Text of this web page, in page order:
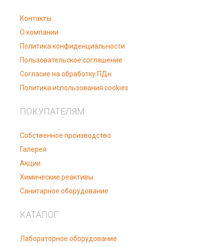
Контакты
О компании
Политика конфиденциальности
Пользовательское соглашение
Согласие на обработку ПДн
Политика использования cookies
ПОКУПАТЕЛЯМ
Собственное производство
Галерея
Акции
Химические реактивы
Санитарное оборудование
КАТАЛОГ
Лабораторное оборудование